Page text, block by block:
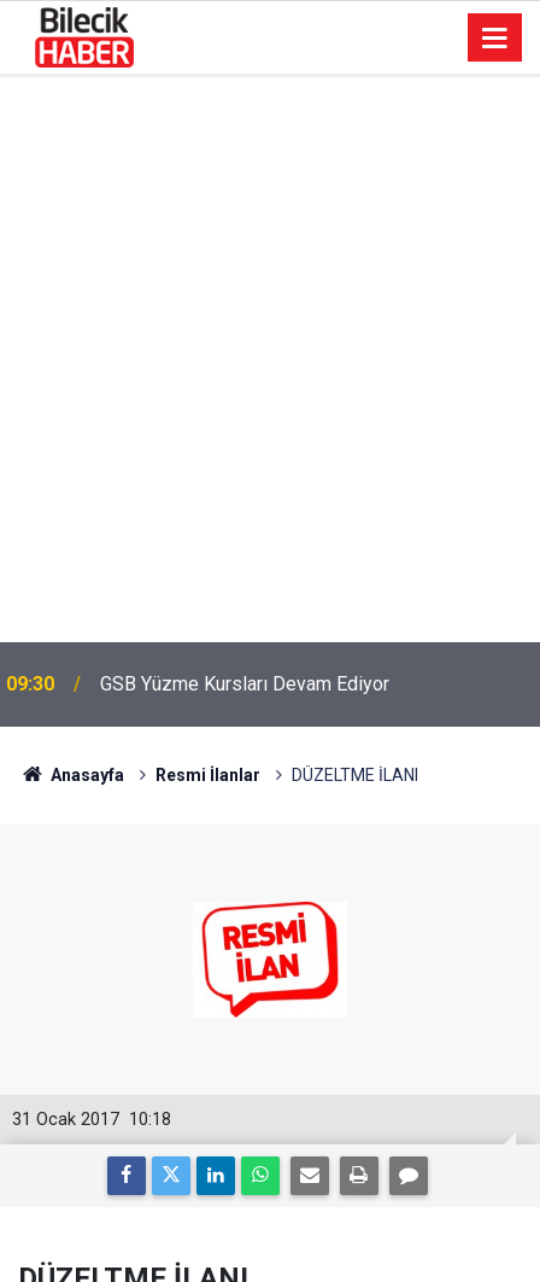
09:30 GSB Yüzme Kursları Devam Ediyor
Anasayfa Resmi İlanlar DÜZELTME İLANI
10:18
31 Ocak 2017